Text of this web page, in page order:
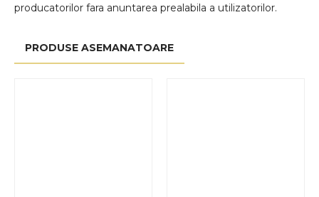
producatorilor fara anuntarea prealabila a utilizatorilor.
PRODUSE ASEMANATOARE